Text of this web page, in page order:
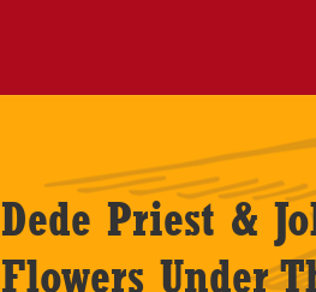
Dede Priest &
Flowers Under